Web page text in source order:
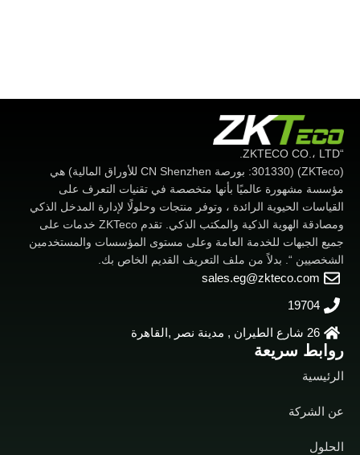
روابط سريعة
الرئيسية
عن الشركة
الحلول
“ZKTECO CO.، LTD.
(ZKTeco) (301330: بورصة CN Shenzhen للأوراق المالية) هي
مؤسسة مشهورة عالميًا بأنها متخصصة في تقنيات التعرف على
القياسات الحيوية الرائدة ، وتوفر منتجات وحلولًا لإدارة المدخل الذكي
ومصادقة الهوية الذكية والمكتب الذكي. تقدم ZKTeco خدمات على
جميع الجبهات للخدمة العامة وعلى مستوى المؤسسات والمستخدمين
الشخصيين “. بدلاً من ملف التعريف القديم الخاص بك.
sales.eg@zkteco.com
19704
26 شارع الطيران , مدينة نصر ,القاهرة